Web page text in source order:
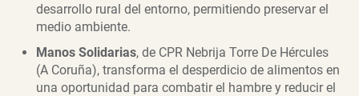
desarrollo rural del entorno, permitiendo preservar el
medio ambiente.
Manos Solidarias, de CPR Nebrija Torre De Hércules
(A Coruña), transforma el desperdicio de alimentos en
una oportunidad para combatir el hambre y reducir el